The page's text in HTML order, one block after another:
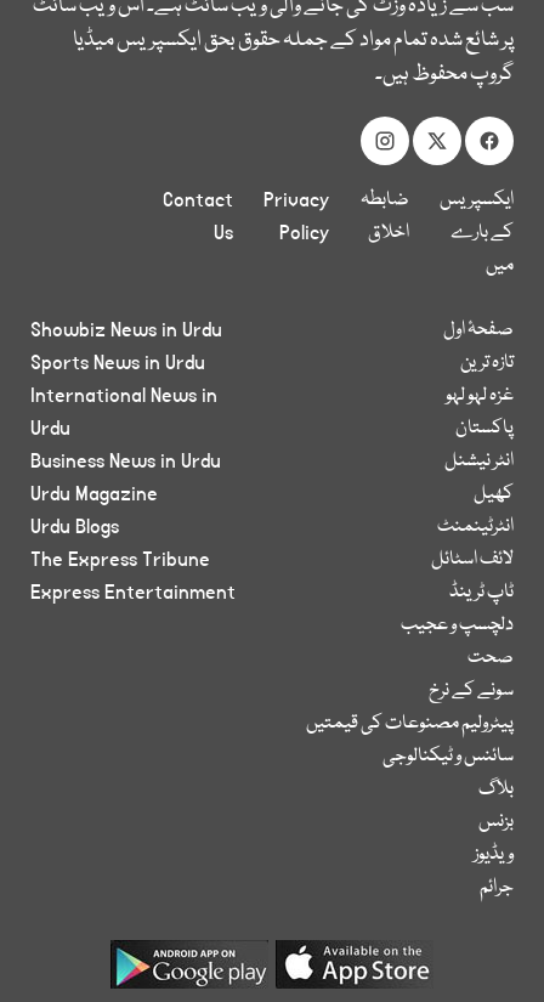
سب سے زیادہ وزٹ کی جانے والی ویب سائٹ ہے۔ اس ویب سائٹ
پر شائع شدہ تمام مواد کے جملہ حقوق بحق ایکسپریس میڈیا
گروپ محفوظ ہیں۔
ایکسپریس
کے بارے
میں
ضابطہ
اخلاق
Privacy
Policy
Contact
Us
صفحۂ اول
تازہ ترین
غزہ لہو لہو
پاکستان
انٹر نیشنل
کھیل
انٹرٹینمنٹ
لائف اسٹائل
ٹاپ ٹرینڈ
دلچسپ و عجیب
صحت
سونے کے نرخ
پیٹرولیم مصنوعات کی قیمتیں
سائنس و ٹیکنالوجی
بلاگ
بزنس
ویڈیوز
جرائم
Showbiz News in Urdu
Sports News in Urdu
International News in
Urdu
Business News in Urdu
Urdu Magazine
Urdu Blogs
The Express Tribune
Express Entertainment